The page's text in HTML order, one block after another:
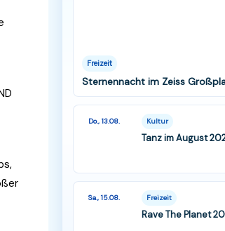
Freizeit
Sternennacht im Zeiss
Do., 13.08. Kultur
Tanz im August
Sa., 15.08. Freizeit
Rave The Planet